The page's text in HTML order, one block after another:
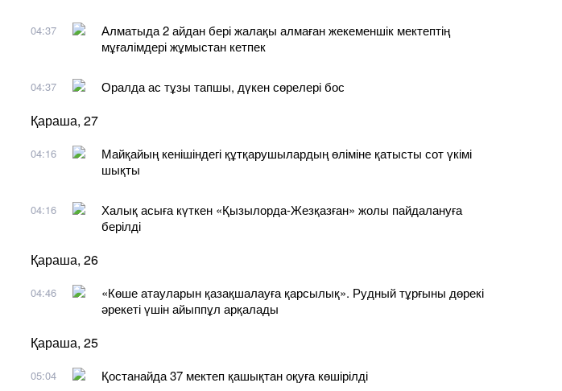
04:37
Алматыда 2 айдан бері жалақы алмаған жекеменшік мектептің
мұғалімдері жұмыстан кетпек
04:37 Оралда ас тұзы тапшы, дүкен сөрелері бос
Қараша, 27
04:16
Майқайың кенішіндегі құтқарушылардың өліміне қатысты сот үкімі
шықты
04:16
Халық асыға күткен «Қызылорда-Жезқазған» жолы пайдалануға
берілді
Қараша, 26
04:46
«Көше атауларын қазақшалауға қарсылық». Рудный тұрғыны дөрекі
әрекеті үшін айыппұл арқалады
Қараша, 25
05:04 Қостанайда 37 мектеп қашықтан оқуға көшірілді